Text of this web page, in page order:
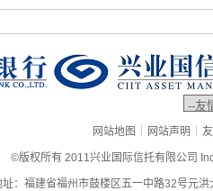
网站地图 | 网站声明 |
©版权所有 2011兴业国际信托有限公司
址：福建省福州市鼓楼区五一中路32号元